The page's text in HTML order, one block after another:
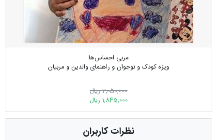
مربی احساس‌ها
ویژه کودک و نوجوان و راهنمای والدین و مربیان
2,050,000 ریال
1,845,000 ریال
نظرات کاربران